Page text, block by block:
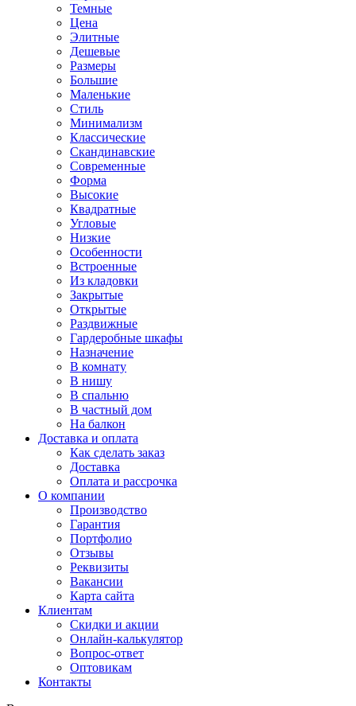
Темные
Цена
Элитные
Дешевые
Размеры
Большие
Маленькие
Стиль
Минимализм
Классические
Скандинавские
Современные
Форма
Высокие
Квадратные
Угловые
Низкие
Особенности
Встроенные
Из кладовки
Закрытые
Открытые
Раздвижные
Гардеробные шкафы
Назначение
В комнату
В нишу
В спальню
В частный дом
На балкон
Доставка и оплата
Как сделать заказ
Доставка
Оплата и рассрочка
О компании
Производство
Гарантия
Портфолио
Отзывы
Реквизиты
Вакансии
Карта сайта
Клиентам
Скидки и акции
Онлайн-калькулятор
Вопрос-ответ
Оптовикам
Контакты